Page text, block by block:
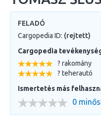
FELADÓ
Cargopedia ID: (rejtett)
Cargopedia
? rakomány
? teherautó
Ismertetés más
0